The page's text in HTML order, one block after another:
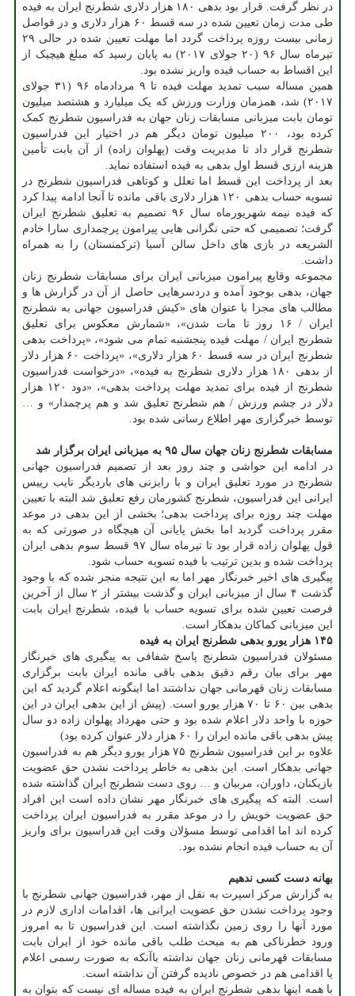
در نظر گرفت. قرار بود بدهی ۱۸۰ هزار دلاری شطرنج ایران به فیده
طی مدت زمان تعیین شده در سه قسط ۶۰ هزار دلاری و در فواصل
زمانی بیست روزه پرداخت گردد اما مهلت تعیین شده در حالی ۲۹
تیرماه سال ۹۶ (۲۰ جولای ۲۰۱۷) به پایان رسید که مبلغ هیچیک از
این اقساط به حساب فیده واریز نشده بود.
همین مساله سبب تمدید مهلت فیده تا ۹ مردادماه ۹۶ (۳۱ جولای
۲۰۱۷) شد، همزمان وزارت ورزش که یک میلیارد و هشتصد میلیون
تومان بابت میزبانی مسابقات زنان جهان به فدراسیون شطرنج کمک
کرده بود، ۲۰۰ میلیون تومان دیگر هم در اختیار این فدراسیون
شطرنج قرار داد تا مدیریت وقت (پهلوان زاده) از آن بابت تأمین
هزینه ارزی قسط اول بدهی به فیده استفاده نماید.
بعد از پرداخت این قسط اما تعلل و کوتاهی فدراسیون شطرنج در
تسویه حساب بدهی ۱۲۰ هزار دلاری باقی مانده تا آنجا ادامه پیدا کرد
که فیده نیمه شهریورماه سال ۹۶ تصمیم به تعلیق شطرنج ایران
گرفت؛ تصمیمی که حتی نگرانی هایی پیرامون پرچمداری سارا خادم
الشریعه در بازی های داخل سالن آسیا (ترکمنستان) را به همراه
داشت.
مجموعه وقایع پیرامون میزبانی ایران برای مسابقات شطرنج زنان
جهان، بدهی بوجود آمده و دردسرهایی حاصل از آن در گزارش ها و
مطالب های مجزا با عنوان های «کیش فدراسیون جهانی به شطرنج
ایران / ۱۶ روز تا مات شدن»، «شمارش معکوس برای تعلیق
شطرنج ایران / مهلت فیده پنجشنبه تمام می شود»، «پرداخت بدهی
شطرنج ایران در سه قسط ۶۰ هزار دلاری»، «پرداخت ۶۰ هزار دلار
از بدهی ۱۸۰ هزار دلاری شطرنج به فیده»، «درخواست فدراسیون
شطرنج از فیده برای تمدید مهلت پرداخت بدهی»، «دود ۱۲۰ هزار
دلار در چشم ورزش / هم شطرنج تعلیق شد و هم پرچمدار» و …
توسط خبرگزاری مهر اطلاع رسانی شده بود.
مسابقات شطرنج زنان جهان سال ۹۵ به میزبانی ایران برگزار شد
در ادامه این حواشی و چند روز بعد از تصمیم فدراسیون جهانی
شطرنج در مورد تعلیق ایران و با رایزنی های باردیگر نایب رییس
ایرانی این فدراسیون، شطرنج کشورمان رفع تعلیق شد البته با تعیین
مهلت چند روزه برای پرداخت بدهی؛ بخشی از این بدهی در موعد
مقرر پرداخت گردید اما بخش پایانی آن هیچگاه در صورتی که به
قول پهلوان زاده قرار بود تا تیرماه سال ۹۷ قسط سوم بدهی ایران
پرداخت شده و بدین ترتیب با فیده تسویه حساب شود.
پیگیری های اخیر خبرنگار مهر اما به این نتیجه منجر شده که با وجود
گذشت ۴ سال از میزبانی ایران و گذشت بیشتر از ۲ سال از آخرین
فرصت تعیین شده برای تسویه حساب با فیده، شطرنج ایران بابت
این میزبانی کماکان بدهکار است.
۱۴۵ هزار یورو بدهی شطرنج ایران به فیده
مسئولان فدراسیون شطرنج پاسخ شفافی به پیگیری های خبرنگار
مهر برای بیان رقم دقیق بدهی باقی مانده ایران بابت برگزاری
مسابقات زنان قهرمانی جهان نداشتند اما اینگونه اعلام گردید که این
بدهی بین ۶۰ تا ۷۰ هزار یورو است. (پیش از این بدهی ایران در این
حوزه با واحد دلار اعلام شده بود و حتی مهرداد پهلوان زاده دو سال
پیش بدهی باقی مانده ایران را ۶۰ هزار دلار عنوان کرده بود)
علاوه بر این فدراسیون شطرنج ۷۵ هزار یورو دیگر هم به فدراسیون
جهانی بدهکار است. این بدهی به خاطر پرداخت نشدن حق عضویت
بازیکنان، داوران، مربیان و … روی دست شطرنج ایران گذاشته شده
است. البته که پیگیری های خبرنگار مهر نشان داده است این افراد
حق عضویت خویش را در موعد مقرر به فدراسیون ایران پرداخت
کرده اند اما اقدامی توسط مسؤلان وقت این فدراسیون برای واریز
آن به حساب فیده انجام نشده بود.
بهانه دست کسی ندهیم
به گزارش مرکز اسپرت به نقل از مهر، فدراسیون جهانی شطرنج با
وجود پرداخت نشدن حق عضویت ایرانی ها، اقدامات اداری لازم در
مورد آنها را روی زمین نگذاشته است. این فدراسیون تا به امروز
ورود خطرناکی هم به مبحث طلب باقی مانده خود از ایران بابت
مسابقات قهرمانی زنان جهان نداشته باآنکه به صورت رسمی اعلام
یا اقدامی هم در خصوص نادیده گرفتن آن نداشته است.
با همه اینها بدهی شطرنج ایران به فیده مساله ای نیست که بتوان به